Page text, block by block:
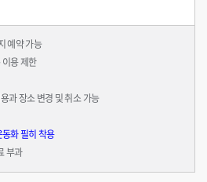
예약 가능
용 제한
과 장소 변경 및 취소 가능
화 필히 착용
부과